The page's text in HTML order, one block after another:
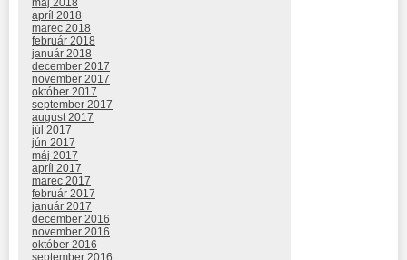
máj 2018
apríl 2018
marec 2018
február 2018
január 2018
december 2017
november 2017
október 2017
september 2017
august 2017
júl 2017
jún 2017
máj 2017
apríl 2017
marec 2017
február 2017
január 2017
december 2016
november 2016
október 2016